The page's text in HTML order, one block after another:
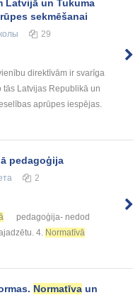
Latvijā un Tukuma
sekmēšanai
29
direktīvām ir svarīga
tās Latvijas Republikā un
aprūpes iespējas.
pedagoģija
2
pedagoģija- nedod
4. Normatīvā
Normatīva un